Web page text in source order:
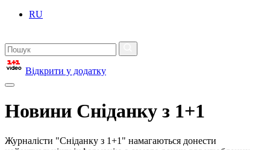
RU
Відкрити у додатку
Новини Сніданку з 1+1
Журналісти "Сніданку з 1+1" намагаються донести